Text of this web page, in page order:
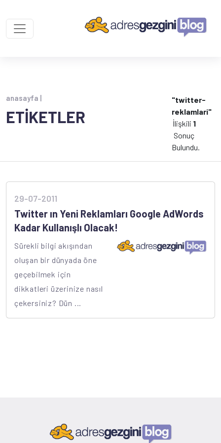
anasayfa |
ETİKETLER
"twitter-
reklamlari"
İlişkili 1
Sonuç
Bulundu.
29-07-2011
Twitter ın Yeni Reklamları Google AdWords
Kadar Kullanışlı Olacak!
Sürekli bilgi akışından
oluşan bir dünyada öne
geçebilmek için
dikkatleri üzerinize nasıl
çekersiniz? Dün ...